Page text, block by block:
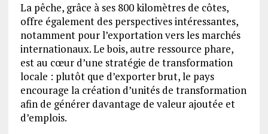
La pêche, grâce à ses 800 kilomètres de côtes,
offre également des perspectives intéressantes,
notamment pour l’exportation vers les marchés
internationaux. Le bois, autre ressource phare,
est au cœur d’une stratégie de transformation
locale : plutôt que d’exporter brut, le pays
encourage la création d’unités de transformation
afin de générer davantage de valeur ajoutée et
d’emplois.